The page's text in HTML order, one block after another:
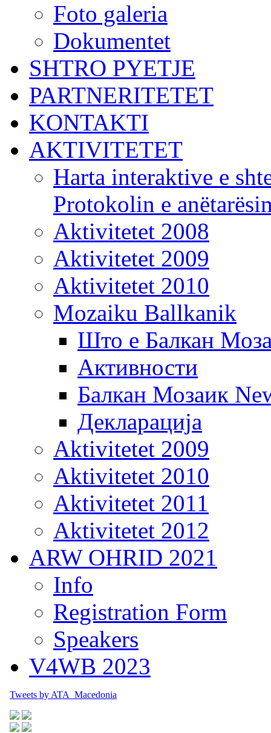
Foto galeria
Dokumentet
SHTRO PYETJE
PARTNERITETET
KONTAKTI
AKTIVITETET
Harta interaktive e
Protokolin e
Aktivitetet 2008
Aktivitetet 2009
Aktivitetet 2010
Mozaiku Ballkanik
Што е Балкан
Активности
Балкан Мозаик
Декларација
Aktivitetet 2009
Aktivitetet 2010
Aktivitetet 2011
Aktivitetet 2012
ARW OHRID 2021
Info
Registration Form
Speakers
V4WB 2023
Tweets by ATA_Macedonia